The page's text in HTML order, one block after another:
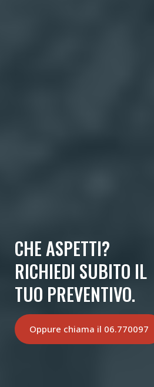
CHE ASPETTI?
RICHIEDI SUBITO IL
TUO PREVENTIVO.
Oppure chiama il 06.770097